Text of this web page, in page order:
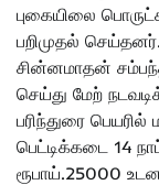
புகையிலை
பறிமுதல்
சின்னமாதன்
செய்து மேற்
பரிந்துரை
பெட்டிக்கடை 14
ரூபாய்.25000